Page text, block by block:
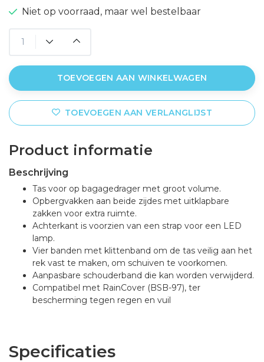
Niet op voorraad, maar wel bestelbaar
TOEVOEGEN AAN WINKELWAGEN
TOEVOEGEN AAN VERLANGLIJST
Product informatie
Beschrijving
Tas voor op bagagedrager met groot volume.
Opbergvakken aan beide zijdes met uitklapbare
zakken voor extra ruimte.
Achterkant is voorzien van een strap voor een LED
lamp.
Vier banden met klittenband om de tas veilig aan het
rek vast te maken, om schuiven te voorkomen.
Aanpasbare schouderband die kan worden verwijderd.
Compatibel met RainCover (BSB-97), ter
bescherming tegen regen en vuil
Specificaties